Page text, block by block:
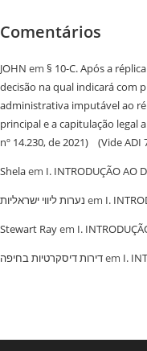
Comentários
JOHN em § 10-C. Após a
decisão na qual indicará com
administrativa imputável ao
principal e a capitulação
nº 14.230, de 2021) (Vide
Shelaem I. INTRODUÇÃO AO
נערות ליווי ישראליות em I.
Stewart Rayem I.
‏דירות דיסקרטיות בחיפהem I.